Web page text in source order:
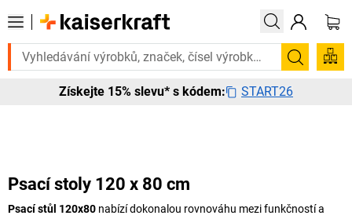
to urgentně? Vybrané bestsellery doručíme do 72 hodin.
Hledání
Získejte 15% slevu* s kódem: START26
Psací stoly 120 x 80 cm
Psací stůl 120x80 nabízí dokonalou rovnováhu mezi funkčností a